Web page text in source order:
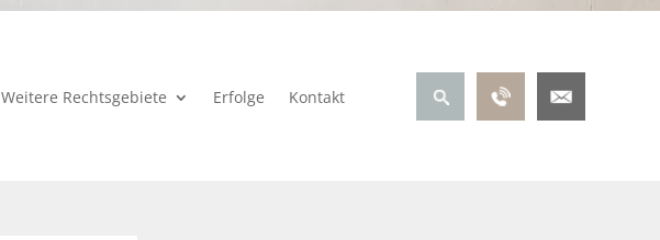
Weitere Rechtsgebiete Erfolge Kontakt